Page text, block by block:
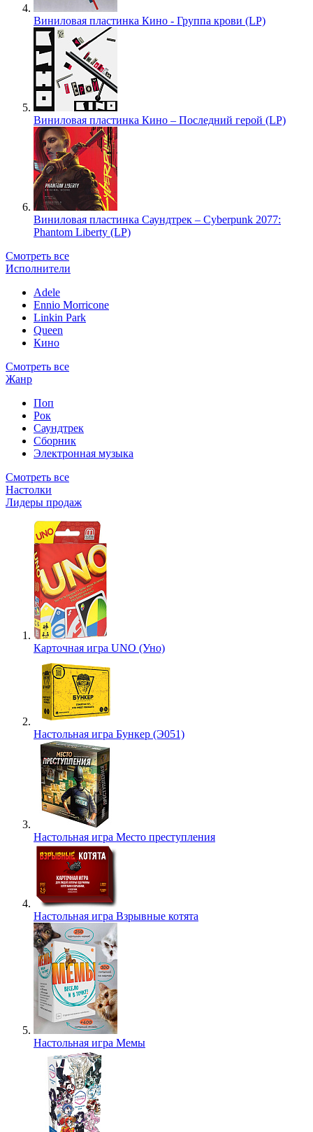
Виниловая пластинка Кино - Группа крови (LP)
Виниловая пластинка Кино – Последний герой (LP)
Виниловая пластинка Саундтрек – Cyberpunk 2077:
Phantom Liberty (LP)
Смотреть все
Исполнители
Adele
Ennio Morricone
Linkin Park
Queen
Кино
Смотреть все
Жанр
Поп
Рок
Саундтрек
Сборник
Электронная музыка
Смотреть все
Настолки
Лидеры продаж
Карточная игра UNO (Уно)
Настольная игра Бункер (Э051)
Настольная игра Место преступления
Настольная игра Взрывные котята
Настольная игра Мемы